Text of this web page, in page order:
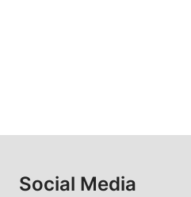
Social Media